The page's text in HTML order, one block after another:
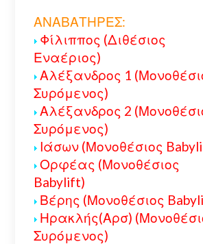
ΑΝΑΒΑΤΗΡΕΣ:
Φίλιππος (Διθέσιος
Εναέριος)
Αλέξανδρος 1
Συρόμενος)
Αλέξανδρος 2
Συρόμενος)
Ιάσων (Μονοθέσιος
Ορφέας (Μονοθέσιος
Babylift)
Βέρης (Μονοθέσιος
Ηρακλής(Αρσ)
Συρόμενος)